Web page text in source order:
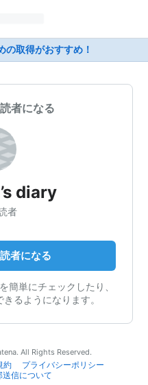
の取得がおすすめ！
者になる
diary
者
者になる
簡単にチェックしたり、
るようになります。
All Rights Reserved.
約
プライバシーポリシー
信について